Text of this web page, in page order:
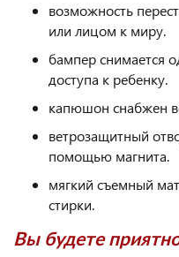
возможность
или лицом к миру.
бампер снимается
доступа к ребенку.
капюшон снабжен
ветрозащитный
помощью магнита.
мягкий съемный
стирки.
Вы будете